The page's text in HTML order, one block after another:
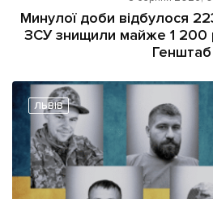
Минулої доби відбулося
ЗСУ знищили майже 1 200
Генштаб
ЛЬВІВ